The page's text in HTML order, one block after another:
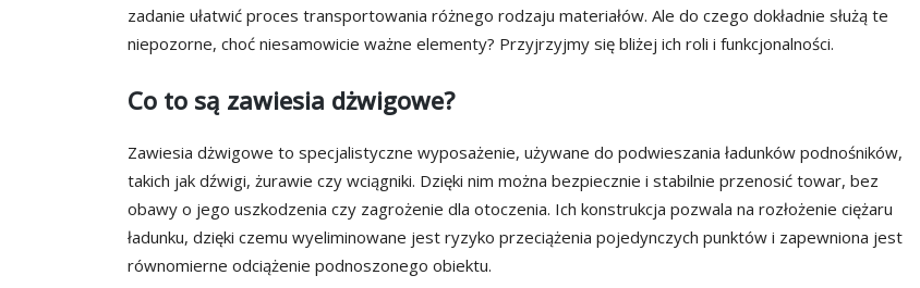
zadanie ułatwić proces transportowania różnego rodzaju materiałów. Ale do czego dokładnie służą te
niepozorne, choć niesamowicie ważne elementy? Przyjrzyjmy się bliżej ich roli i funkcjonalności.
Co to są zawiesia dżwigowe?
Zawiesia dżwigowe to specjalistyczne wyposażenie, używane do podwieszania ładunków podnośników,
takich jak dźwigi, żurawie czy wciągniki. Dzięki nim można bezpiecznie i stabilnie przenosić towar, bez
obawy o jego uszkodzenia czy zagrożenie dla otoczenia. Ich konstrukcja pozwala na rozłożenie ciężaru
ładunku, dzięki czemu wyeliminowane jest ryzyko przeciążenia pojedynczych punktów i zapewniona jest
równomierne odciążenie podnoszonego obiektu.